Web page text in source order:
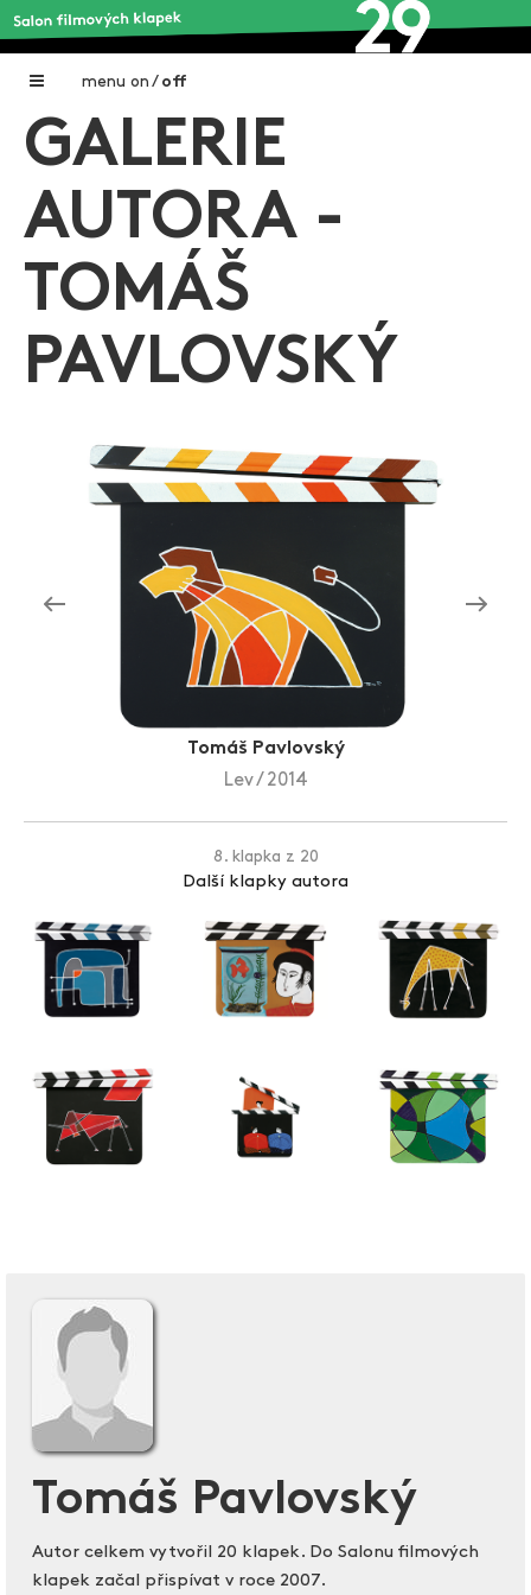
menu on / off
Home
Galerie filmových klapek
Autoři filmových klapek
O projektu
Aukce filmových klapek
Aktuality
Zlín Film Festival
GALERIE
AUTORA -
TOMÁŠ
PAVLOVSKÝ
Tomáš Pavlovský
Lev / 2014
8. klapka z 20
Další klapky autora
Tomáš Pavlovský
Autor celkem vytvořil 20 klapek. Do Salonu filmových
klapek začal přispívat v roce 2007.